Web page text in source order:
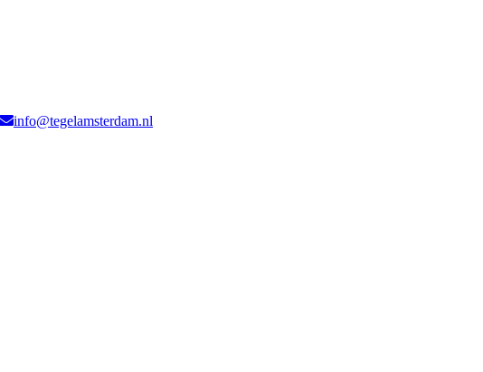
info@tegelamsterdam.nl